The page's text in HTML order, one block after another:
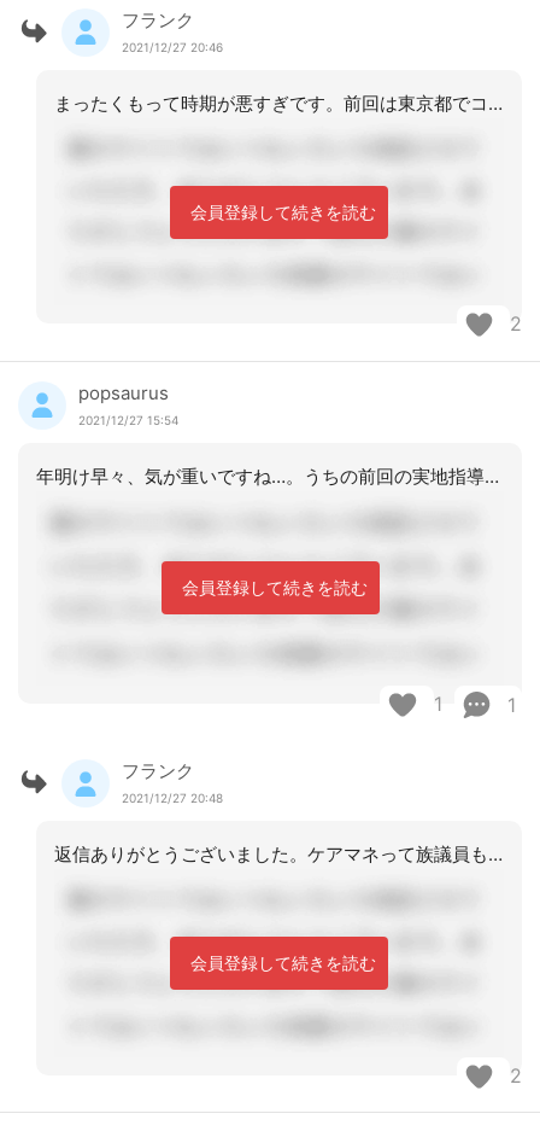
フランク
2021/12/27 20:46
まったくもって時期が悪すぎです。前回は東京都でコテンパンにやられましたから、少し
会員登録して続きを読む
2
popsaurus
2021/12/27 15:54
年明け早々、気が重いですね…。うちの前回の実地指導でも他市利用者についてもピック
会員登録して続きを読む
1 1
フランク
2021/12/27 20:48
返信ありがとうございました。ケアマネって族議員もいないし、横のつながりが弱いので
会員登録して続きを読む
2